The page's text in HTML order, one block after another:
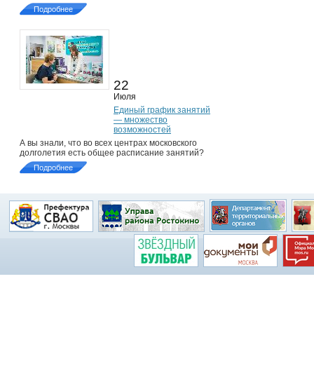
Подробнее
22
Июля
Единый график занятий
— множество
возможностей
А вы знали, что во всех центрах московского
долголетия есть общее расписание занятий?
Подробнее